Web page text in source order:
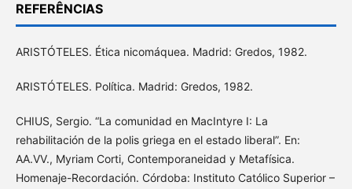
REFERÊNCIAS
ARISTÓTELES. Ética nicomáquea. Madrid: Gredos, 1982.
ARISTÓTELES. Política. Madrid: Gredos, 1982.
CHIUS, Sergio. “La comunidad en MacIntyre I: La
rehabilitación de la polis griega en el estado liberal”. En:
AA.VV., Myriam Corti, Contemporaneidad y Metafísica.
Homenaje-Recordación. Córdoba: Instituto Católico Superior –